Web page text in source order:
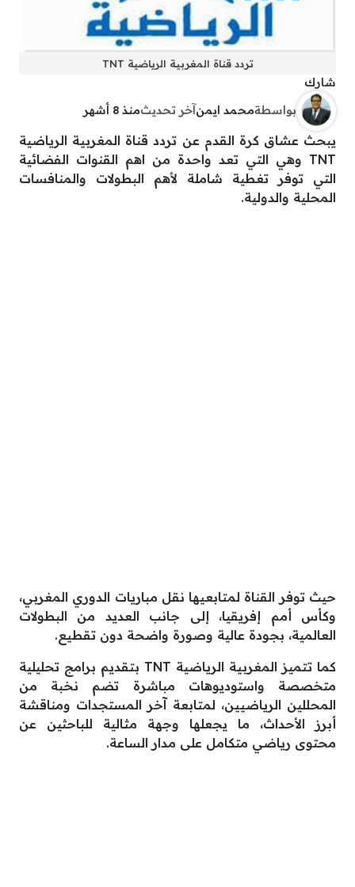
تردد قناة المغربية الرياضية TNT
شارك
بواسطةمحمد ايمن آخر تحديثمنذ 8 أشهر
يبحث عشاق كرة القدم عن تردد قناة المغربية الرياضية
TNT وهي التي تعد واحدة من اهم القنوات الفضائية
التي توفر تغطية شاملة لأهم البطولات والمنافسات
المحلية والدولية.
حيث توفر القناة لمتابعيها نقل مباريات الدوري المغربي،
وكأس أمم إفريقيا، إلى جانب العديد من البطولات
العالمية، بجودة عالية وصورة واضحة دون تقطيع.
كما تتميز المغربية الرياضية TNT بتقديم برامج تحليلية
متخصصة واستوديوهات مباشرة تضم نخبة من
المحللين الرياضيين، لمتابعة آخر المستجدات ومناقشة
أبرز الأحداث، ما يجعلها وجهة مثالية للباحثين عن
محتوى رياضي متكامل على مدار الساعة.